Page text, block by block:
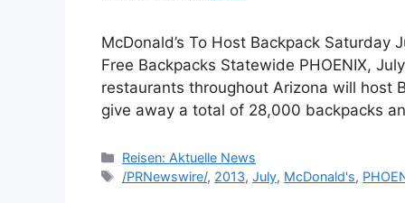
McDonald’s To Host Backpack
Free Backpacks Statewide PHOENIX,
restaurants throughout Arizona will host
give away a total of 28,000 backpacks
Kategorien
Reisen: Aktuelle News
Schlagwörter
/PRNewswire/, 2013,July, McDonald's,